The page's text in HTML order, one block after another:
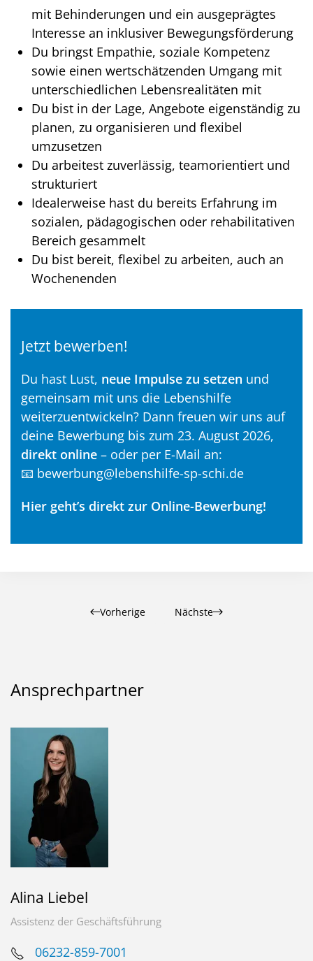
mit Behinderungen und ein ausgeprägtes
Interesse an inklusiver Bewegungsförderung
Du bringst Empathie, soziale Kompetenz
sowie einen wertschätzenden Umgang mit
unterschiedlichen Lebensrealitäten mit
Du bist in der Lage, Angebote eigenständig zu
planen, zu organisieren und flexibel
umzusetzen
Du arbeitest zuverlässig, teamorientiert und
strukturiert
Idealerweise hast du bereits Erfahrung im
sozialen, pädagogischen oder rehabilitativen
Bereich gesammelt
Du bist bereit, flexibel zu arbeiten, auch an
Wochenenden
Jetzt bewerben!
Du hast Lust, neue Impulse zu setzen und
gemeinsam mit uns die Lebenshilfe
weiterzuentwickeln? Dann freuen wir uns auf
deine Bewerbung bis zum 23. August 2026,
direkt online – oder per E-Mail an:
📧 bewerbung@lebenshilfe-sp-schi.de
Hier geht’s direkt zur Online-Bewerbung!
Vorherige Nächste
Ansprechpartner
Alina Liebel
Assistenz der Geschäftsführung
06232-859-7001